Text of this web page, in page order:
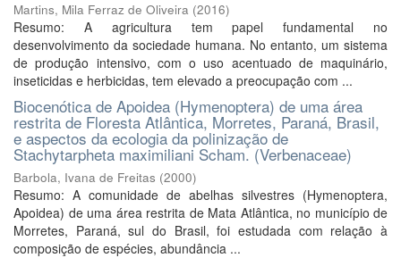
Martins, Mila Ferraz de Oliveira (2016)
Resumo: A agricultura tem papel fundamental no
desenvolvimento da sociedade humana. No entanto, um sistema
de produção intensivo, com o uso acentuado de maquinário,
inseticidas e herbicidas, tem elevado a preocupação com ...
Biocenótica de Apoidea (Hymenoptera) de uma área
restrita de Floresta Atlântica, Morretes, Paraná, Brasil,
e aspectos da ecologia da polinização de
Stachytarpheta maximiliani Scham. (Verbenaceae)
Barbola, Ivana de Freitas (2000)
Resumo: A comunidade de abelhas silvestres (Hymenoptera,
Apoidea) de uma área restrita de Mata Atlântica, no município de
Morretes, Paraná, sul do Brasil, foi estudada com relação à
composição de espécies, abundância ...